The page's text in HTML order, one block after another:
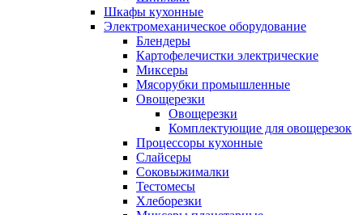
Шкафы кухонные
Электромеханическое оборудование
Блендеры
Картофелечистки электрические
Миксеры
Мясорубки промышленные
Овощерезки
Овощерезки
Комплектующие для овощерезок
Процессоры кухонные
Слайсеры
Соковыжималки
Тестомесы
Хлеборезки